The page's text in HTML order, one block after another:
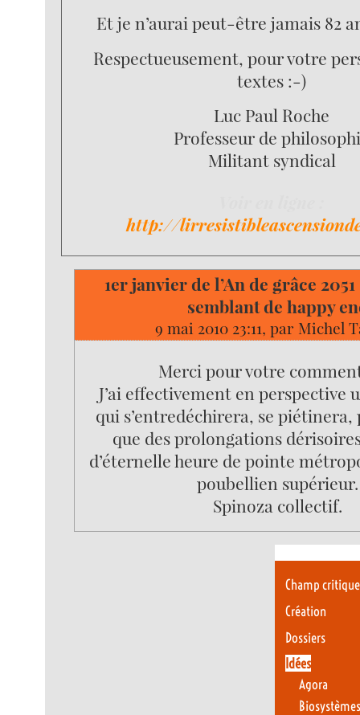
Et je n’aurai peut-être jamais 82
Respectueusement, pour votre
textes :-)
Luc Paul Roche
Professeur de
Militant syndical
http://
1er janvier de l’An de grâce
semblant de happy
9 mai 2010 23:11, par Michel
Merci pour votre
J’ai effectivement en perspective
qui s’entredéchirera, se
que des prolongations
d’éternelle heure de pointe
poubellien supérieur.
Spinoza collectif.
Champ critique
Création
Dossiers
Idées
Agora